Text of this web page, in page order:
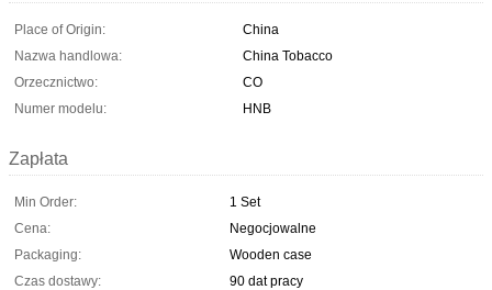
Place of Origin:
China
Nazwa handlowa:
China Tobacco
Orzecznictwo:
CO
Numer modelu:
HNB
Zapłata
Min Order:
1 Set
Cena:
Negocjowalne
Packaging:
Wooden case
Czas dostawy:
90 dat pracy